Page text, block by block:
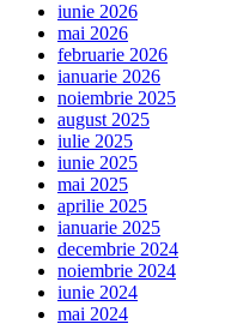
iunie 2026
mai 2026
februarie 2026
ianuarie 2026
noiembrie 2025
august 2025
iulie 2025
iunie 2025
mai 2025
aprilie 2025
ianuarie 2025
decembrie 2024
noiembrie 2024
iunie 2024
mai 2024